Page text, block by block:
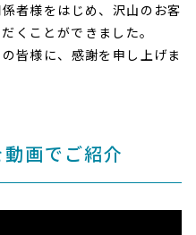
者様をはじめ、沢山のお客
くことができました。
皆様に、感謝を申し上げま
画でご紹介